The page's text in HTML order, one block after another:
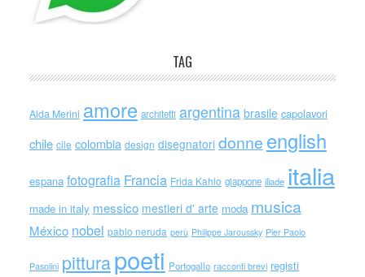
TAG
Alda Merini amore architetti argentina brasile capolavori
chile cile colombia design disegnatori donne english
espana fotografia Francia Frida Kahlo giappone iliade italia
made in italy messico mestieri d' arte moda musica
México nobel pablo neruda perù Philippe Jaroussky Pier Paolo
Pasolini pitturapoeti Portogallo racconti brevi registi